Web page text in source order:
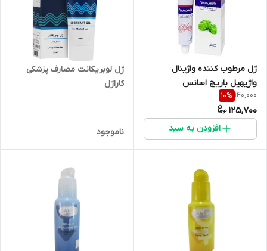
ژل مرطوب کننده واژینال
واژیهیل باریج اسانس
140,000
10%
125,700
افزودن به سبد
ژل لوبریکانت مصارف پزشکی
کاراژل
ناموجود